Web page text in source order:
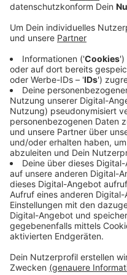
Beschwerden über
ein völlig offenes
Toilettencontainer mit
für betrunkene oder
zuletzt kamen die
Und die wurden so
Gesundheitsamt darin
sieht. Wie und wann
Das gilt auch für die
beim Döppersberg-
wurde. Vorher gab es
"Urinrutsche"
Bedarf gezeigt.
Veröffentlicht:Freitag,
Anzeige